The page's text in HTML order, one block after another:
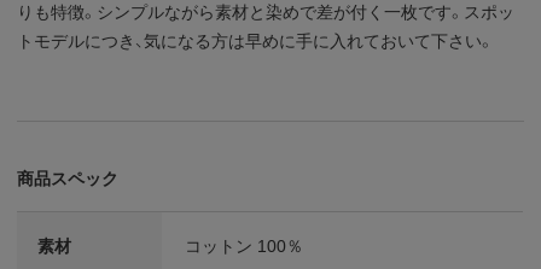
りも特徴。シンプルながら素材と染めで差が付く一枚です。スポッ
トモデルにつき、気になる方は早めに手に入れておいて下さい。
商品スペック
素材 コットン 100％